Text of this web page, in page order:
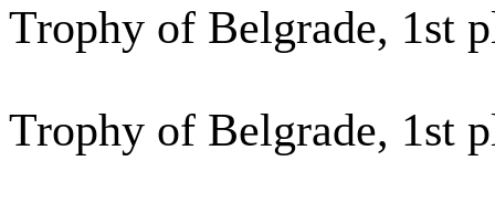
Trophy of Belgrade, 1st
Trophy of Belgrade, 1st